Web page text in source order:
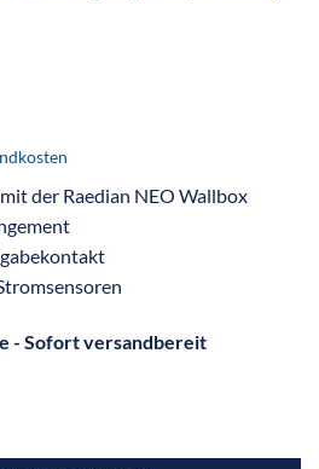
der Raedian NEO Wallbox
- Sofort versandbereit